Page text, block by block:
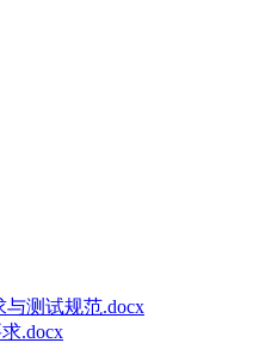
与测试规范.docx
.docx